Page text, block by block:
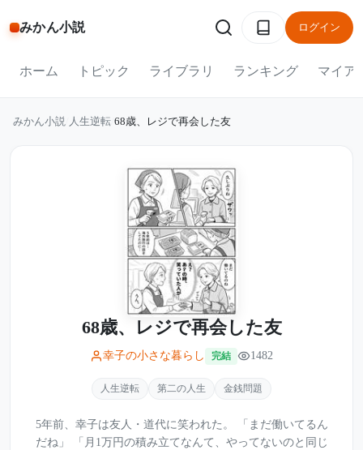
みかん小説 ログイン
ホーム トピック ライブラリ ランキング マイア
みかん小説 人生逆転 68歳、レジで再会した友
68歳、レジで再会した友
幸子の小さな暮らし 完結 1482
人生逆転 第二の人生 金銭問題
5年前、幸子は友人・道代に笑われた。 「まだ働いてるん
だね」 「月1万円の積み立てなんて、やってないのと同じ